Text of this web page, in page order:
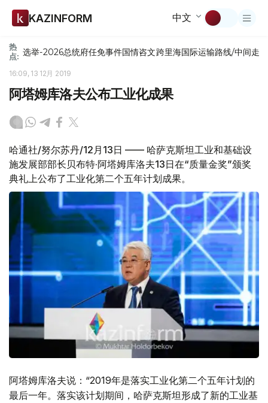
KAZINFORM 中文
热
点: 选举-2026总统府任免事件国情咨文跨里海国际运输路线/中间走廊
16:09, 13 12月 2019
阿塔姆库洛夫公布工业化成果
哈通社/努尔苏丹/12月13日 —— 哈萨克斯坦工业和基础设
施发展部部长贝布特·阿塔姆库洛夫13日在“质量金奖”颁奖
典礼上公布了工业化第二个五年计划成果。
阿塔姆库洛夫说：“2019年是落实工业化第二个五年计划的
最后一年。落实该计划期间，哈萨克斯坦形成了新的工业基